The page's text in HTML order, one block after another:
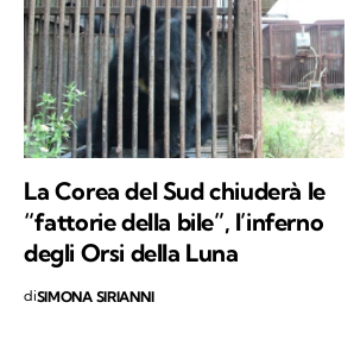
La Corea del Sud chiuderà le
“fattorie della bile”, l’inferno
degli Orsi della Luna
diSIMONA SIRIANNI